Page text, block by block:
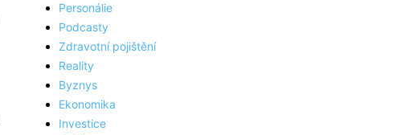
Personálie
Podcasty
Zdravotní pojištění
Reality
Byznys
Ekonomika
Investice